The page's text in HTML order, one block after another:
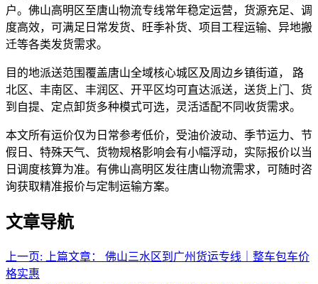
户。佛山高明区至唐山物流专线常年稳定运营，货源充足、调
度高效，可满足日常发货、旺季补货、项目工程运输、异地搬
迁等各类发货需求。
目的地派送范围覆盖唐山全域核心城区及周边乡镇街道， 路
北区、丰南区、丰润区、开平区均可直达派送，送货上门、货
到自提、定点卸货多种模式可选，灵活适配不同收货需求。
本文所有运价仅为日常参考低价，受油价波动、季节运力、节
假日、特殊天气、货物规格影响会有小幅浮动，实际报价以当
日调度核算为准。有佛山高明区发往唐山物流需求，可随时咨
询获取精准报价与定制运输方案。
文章导航
上一页: 上篇文章：
佛山三水区到广州货运专线｜整车包车价
格实惠